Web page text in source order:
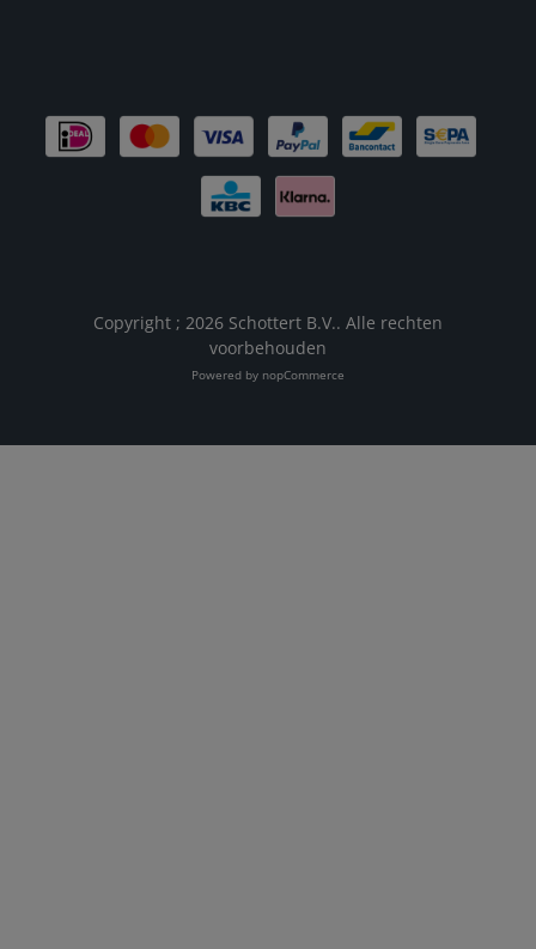
Copyright ; 2026 Schottert B.V.. Alle rechten
voorbehouden
Powered by nopCommerce